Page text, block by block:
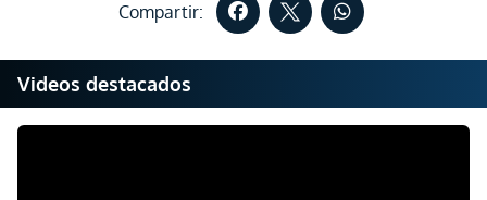
Compartir:
Videos destacados